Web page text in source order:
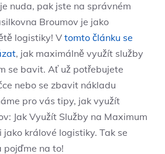
nuda, pak jste na správném
Broumov je jako
logistiky! V tomto článku se
, jak maximálně využít služby
se bavit. Ať už potřebujete
nebo se zbavit nákladu
pro vás tipy, jak využít
Jak Využít Služby na Maximum
králové logistiky. Tak se
pojďme na to!